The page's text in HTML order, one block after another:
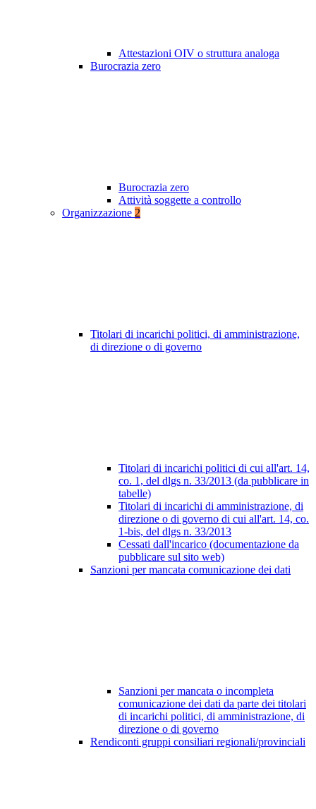
Attestazioni OIV o struttura analoga
Burocrazia zero
Burocrazia zero
Attività soggette a controllo
Organizzazione 2
Titolari di incarichi politici, di amministrazione,
di direzione o di governo
Titolari di incarichi politici di cui all'art. 14,
co. 1, del dlgs n. 33/2013 (da pubblicare in
tabelle)
Titolari di incarichi di amministrazione, di
direzione o di governo di cui all'art. 14, co.
1-bis, del dlgs n. 33/2013
Cessati dall'incarico (documentazione da
pubblicare sul sito web)
Sanzioni per mancata comunicazione dei dati
Sanzioni per mancata o incompleta
comunicazione dei dati da parte dei titolari
di incarichi politici, di amministrazione, di
direzione o di governo
Rendiconti gruppi consiliari regionali/provinciali